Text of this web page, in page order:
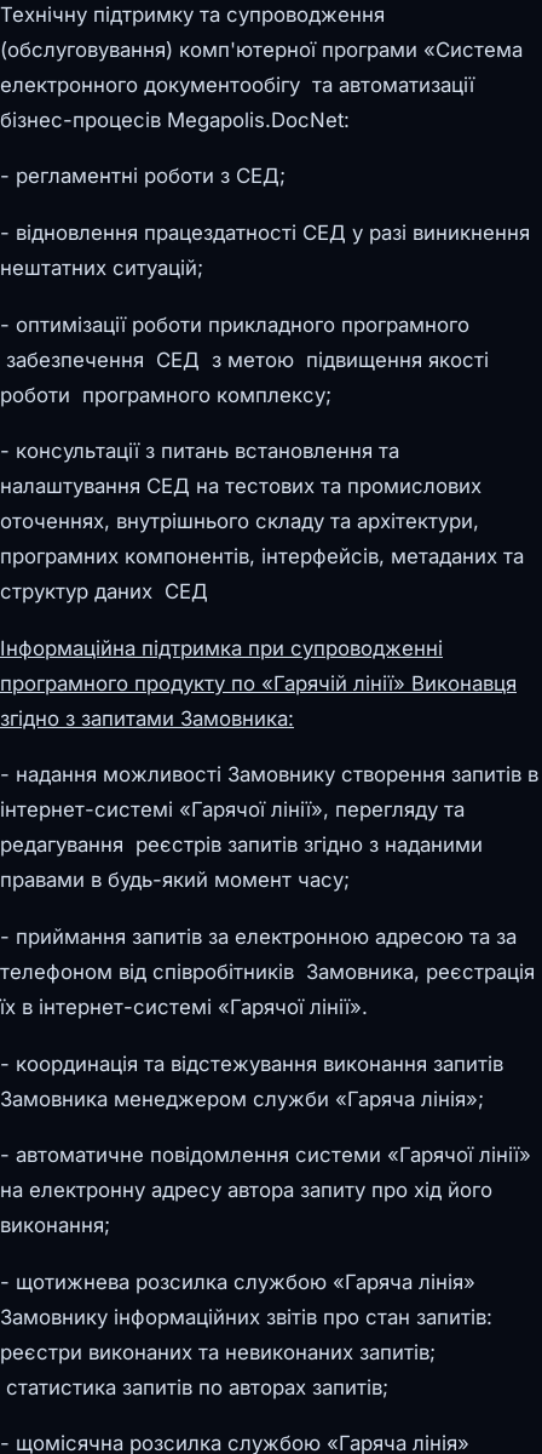
Технічну підтримку та супроводження
(обслуговування) комп'ютерної програми «Система
електронного документообігу та автоматизації
бізнес-процесів Megapolis.DocNet:
- регламентні роботи з СЕД;
- відновлення працездатності СЕД у разі виникнення
нештатних ситуацій;
- оптимізації роботи прикладного програмного
забезпечення СЕД з метою підвищення якості
роботи програмного комплексу;
- консультації з питань встановлення та
налаштування СЕД на тестових та промислових
оточеннях, внутрішнього складу та архітектури,
програмних компонентів, інтерфейсів, метаданих та
структур даних СЕД
Інформаційна підтримка при супроводженні
програмного продукту по «Гарячій лінії» Виконавця
згідно з запитами Замовника:
- надання можливості Замовнику створення запитів в
інтернет-системі «Гарячої лінії», перегляду та
редагування реєстрів запитів згідно з наданими
правами в будь-який момент часу;
- приймання запитів за електронною адресою та за
телефоном від співробітників Замовника, реєстрація
їх в інтернет-системі «Гарячої лінії».
- координація та відстежування виконання запитів
Замовника менеджером служби «Гаряча лінія»;
- автоматичне повідомлення системи «Гарячої лінії»
на електронну адресу автора запиту про хід його
виконання;
- щотижнева розсилка службою «Гаряча лінія»
Замовнику інформаційних звітів про стан запитів:
реєстри виконаних та невиконаних запитів;
статистика запитів по авторах запитів;
- щомісячна розсилка службою «Гаряча лінія»